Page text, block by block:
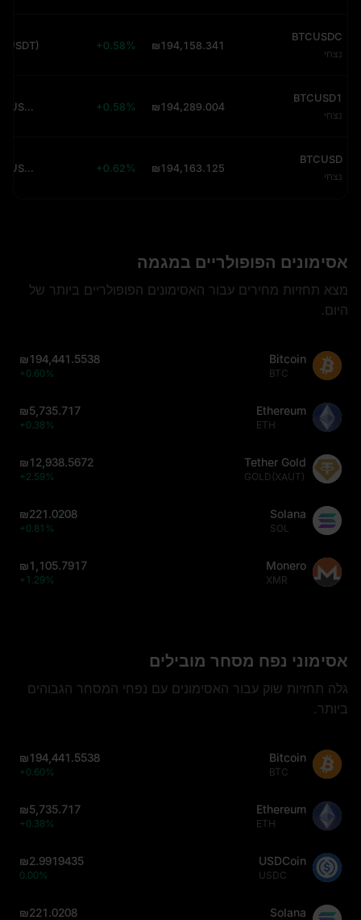
BTCUSDC
נִצחִי
₪194,158.341
+0.58%
BTCUSD1
נִצחִי
₪194,289.004
+0.58%
249.72K (USDT)
BTCUSD
נִצחִי
₪194,163.125
+0.62%
112.89K (USDT)
אסימונים הפופולריים במגמה
מצא תחזיות מחירים עבור האסימונים הפופולריים ביותר של
היום.
Bitcoin
BTC
₪194,441.5538
+0.60%
Ethereum
ETH
₪5,735.717
+0.38%
Tether Gold
GOLD(XAUT)
₪12,938.5672
+2.59%
Solana
SOL
₪221.0208
+0.81%
Monero
XMR
₪1,105.7917
+1.29%
אסימוני נפח מסחר מובילים
גלה תחזיות שוק עבור האסימונים עם נפחי המסחר הגבוהים
ביותר.
Bitcoin
BTC
₪194,441.5538
+0.60%
Ethereum
ETH
₪5,735.717
+0.38%
USDCoin
USDC
₪2.9919435
0.00%
Solana
₪221.0208